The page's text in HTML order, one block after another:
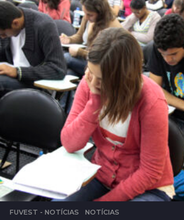
s
a
t
r
s
FUVEST - NOTÍCIAS ,NOTÍCIAS